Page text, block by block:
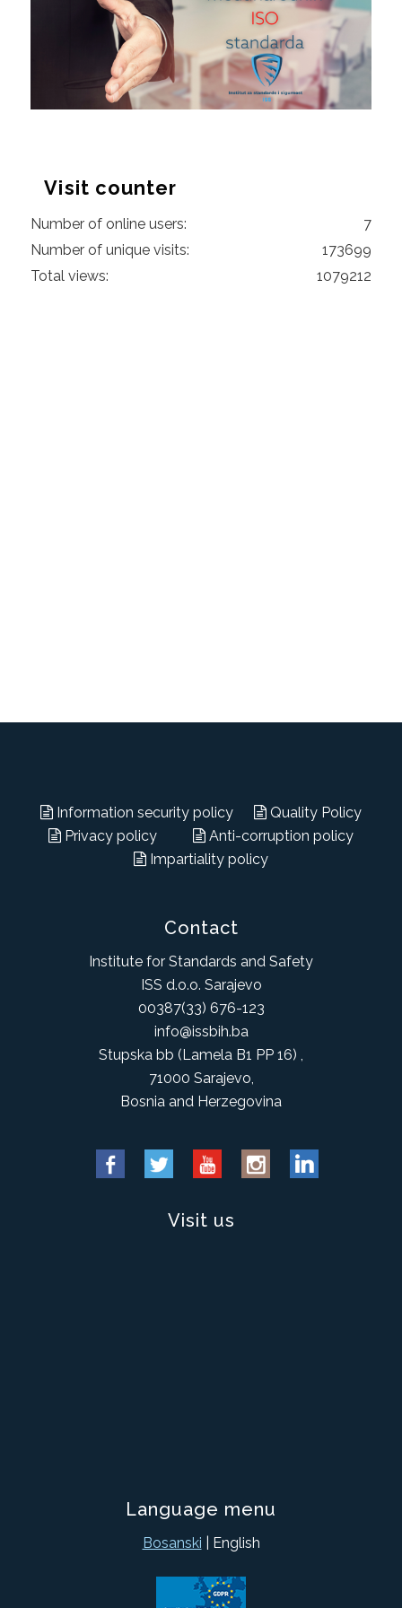
Visit counter
Number of online users:
7
Number of unique visits:
173699
Total views:
1079212
Information security policy
Quality Policy
Privacy policy
Anti-corruption policy
Impartiality policy
Contact
Institute for Standards and Safety
ISS d.o.o. Sarajevo
00387(33) 676-123
info@issbih.ba
Stupska bb (Lamela B1 PP 16) ,
71000 Sarajevo,
Bosnia and Herzegovina
Visit us
Language menu
Bosanski | English